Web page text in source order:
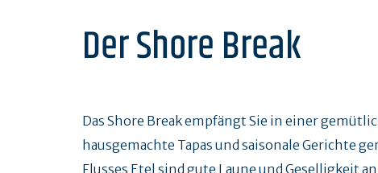
Der Shore Break
Das Shore Break empfängt Sie in einer
hausgemachte Tapas und saisonale Gerichte
Flusses Etel sind gute Laune und Geselligkeit